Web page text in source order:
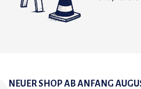
NEUER SHOP AB ANFANG